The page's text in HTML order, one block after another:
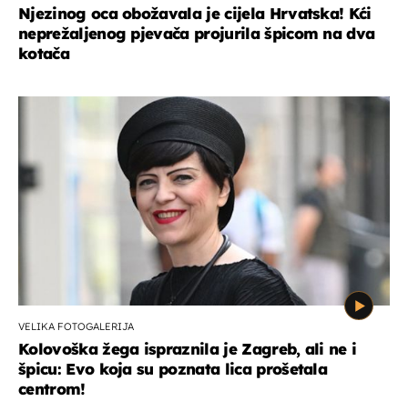
Njezinog oca obožavala je cijela Hrvatska! Kći
neprežaljenog pjevača projurila špicom na dva
kotača
VELIKA FOTOGALERIJA
Kolovoška žega ispraznila je Zagreb, ali ne i
špicu: Evo koja su poznata lica prošetala
centrom!